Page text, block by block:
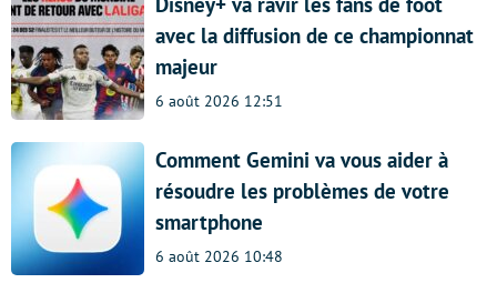
avec la diffusion de ce championnat
majeur
6 août 2026 12:51
Comment Gemini va vous aider à
résoudre les problèmes de votre
smartphone
6 août 2026 10:48